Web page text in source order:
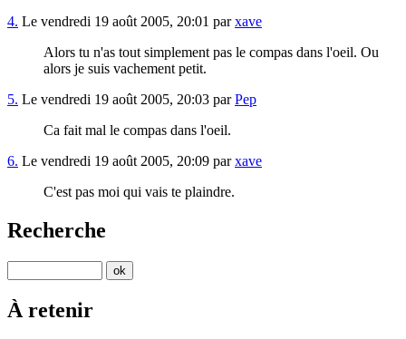
4. Le vendredi 19 août 2005, 20:01 parxave
Alors tu n'as tout simplement pas le compas dans l'oeil. Ou
alors je suis vachement petit.
5. Le vendredi 19 août 2005, 20:03 parPep
Ca fait mal le compas dans l'oeil.
6. Le vendredi 19 août 2005, 20:09 parxave
C'est pas moi qui vais te plaindre.
Recherche
À retenir